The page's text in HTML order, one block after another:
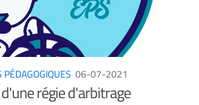
PÉDAGOGIQUES 06-07-2021
régie d'arbitrage